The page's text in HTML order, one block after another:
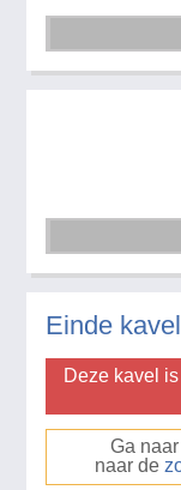
Einde kavel
Deze kavel
Ga
naar de